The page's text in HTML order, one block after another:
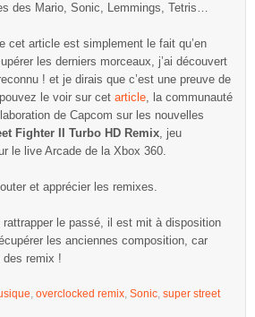
des Mario, Sonic, Lemmings, Tetris…
cet article est simplement le fait qu’en
les derniers morceaux, j’ai découvert
! et je dirais que c’est une preuve de
le voir sur cet article, la communauté
de Capcom sur les nouvelles
Fighter II Turbo HD Remix, jeu
le live Arcade de la Xbox 360.
et apprécier les remixes.
rattrapper le passé, il est mit à disposition
les anciennes composition, car
des remix !
, overclocked remix, Sonic, super street